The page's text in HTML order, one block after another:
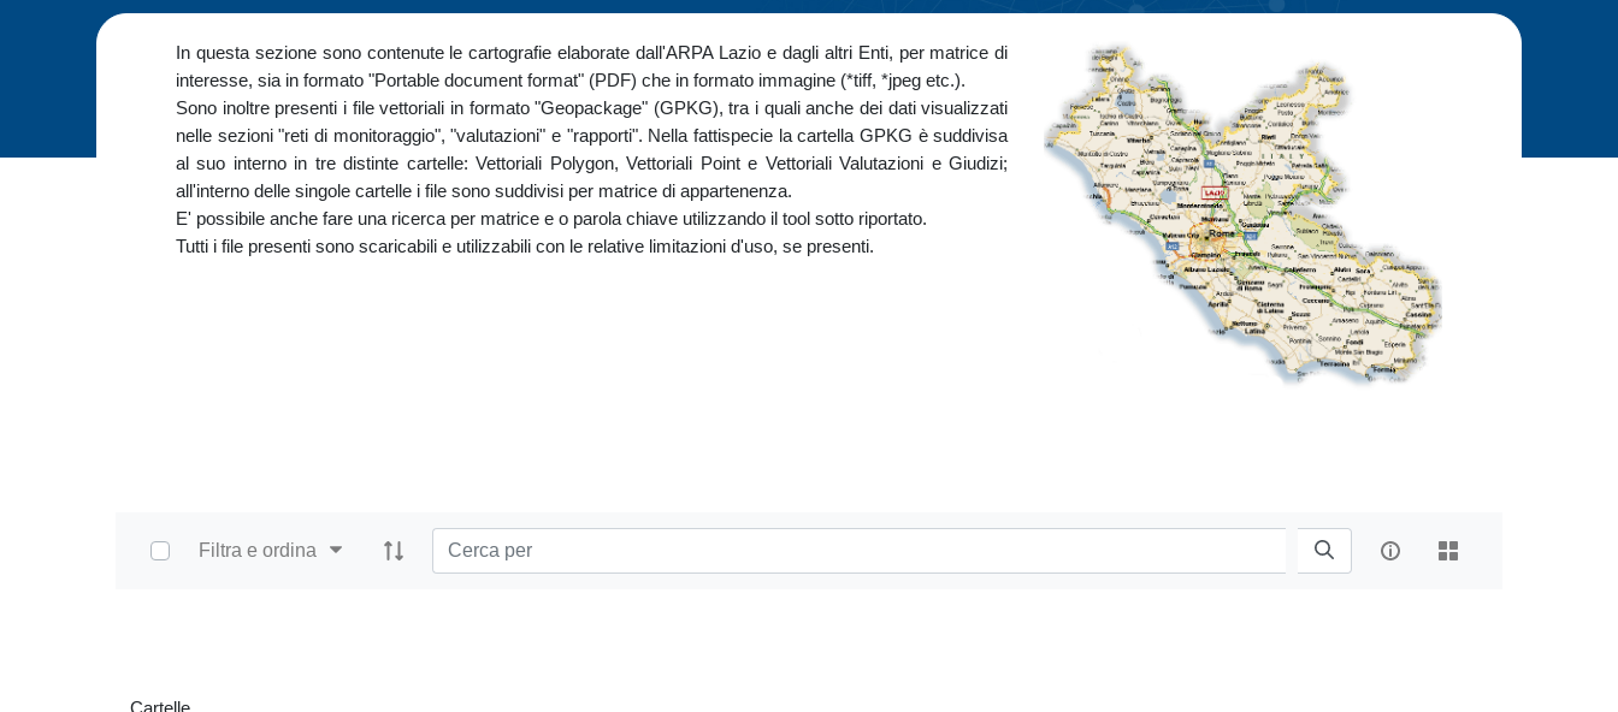
In questa sezione sono contenute le cartografie elaborate dall'ARPA Lazio e dagli altri Enti, per matrice di
interesse, sia in formato "Portable document format" (PDF) che in formato immagine (*tiff, *jpeg etc.).
Sono inoltre presenti i file vettoriali in formato "Geopackage" (GPKG), tra i quali anche dei dati visualizzati
nelle sezioni "reti di monitoraggio", "valutazioni" e "rapporti". Nella fattispecie la cartella GPKG è suddivisa
al suo interno in tre distinte cartelle: Vettoriali Polygon, Vettoriali Point e Vettoriali Valutazioni e Giudizi;
all'interno delle singole cartelle i file sono suddivisi per matrice di appartenenza.
E' possibile anche fare una ricerca per matrice e o parola chiave utilizzando il tool sotto riportato.
Tutti i file presenti sono scaricabili e utilizzabili con le relative limitazioni d'uso, se presenti.
Select Items
Filtra e ordina
Cartelle